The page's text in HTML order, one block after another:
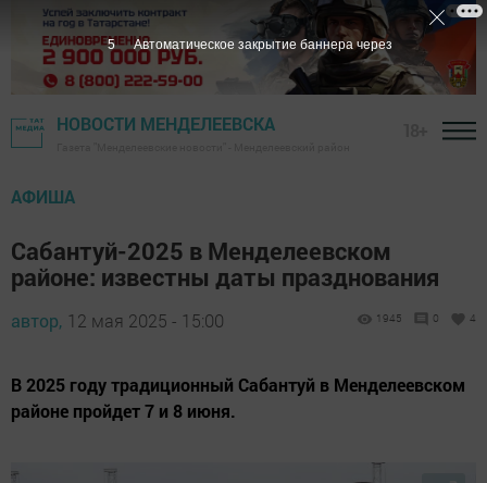
НОВОСТИ МЕНДЕЛЕЕВСКА
АФИША
Сабантуй-2025 в Менделеевском
районе: известны даты празднования
автор, 12 мая 2025 - 15:00 1945 0 4
В 2025 году традиционный Сабантуй в Менделеевском
районе пройдет 7 и 8 июня.
3 Автоматическое закрытие баннера через